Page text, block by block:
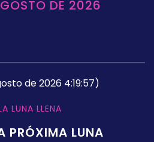
DE 2026
de 2026 4:19:57)
LUNA LLENA
PRÓXIMA LUNA